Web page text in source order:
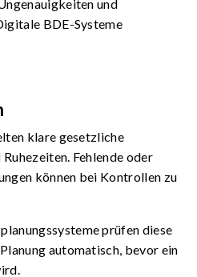
und
BDE-Systeme
klare gesetzliche
Fehlende oder
können bei Kontrollen zu
prüfen diese
automatisch, bevor ein